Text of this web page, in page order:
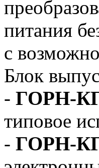
питания
с
Блок
- ГОРН-
типовое
- ГОРН-